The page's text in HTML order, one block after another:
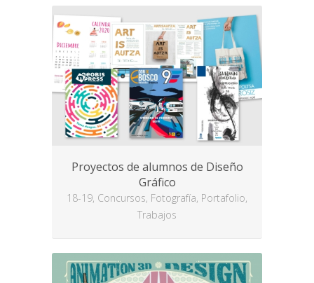
Proyectos de alumnos de Diseño
Gráfico
18-19, Concursos, Fotografía, Portafolio,
Trabajos